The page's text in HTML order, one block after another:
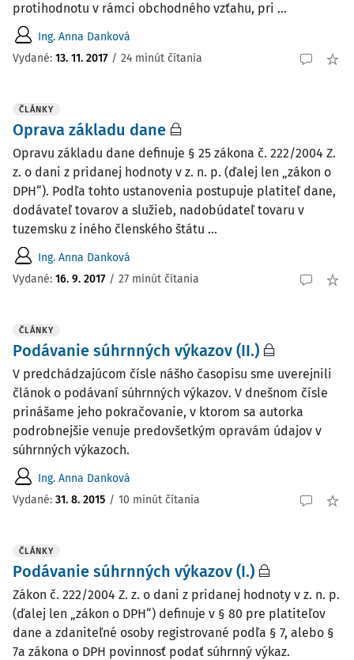
protihodnotu v rámci obchodného vzťahu, pri ...
Ing. Anna Danková
Vydané: 13. 11. 2017 / 24 minút čítania
ČLÁNKY
Oprava základu dane
Opravu základu dane definuje § 25 zákona č. 222/2004 Z.
z. o dani z pridanej hodnoty v z. n. p. (ďalej len „zákon o
DPH“). Podľa tohto ustanovenia postupuje platiteľ dane,
dodávateľ tovarov a služieb, nadobúdateľ tovaru v
tuzemsku z iného členského štátu ...
Ing. Anna Danková
Vydané: 16. 9. 2017 / 27 minút čítania
ČLÁNKY
Podávanie súhrnných výkazov (II.)
V predchádzajúcom čísle nášho časopisu sme uverejnili
článok o podávaní súhrnných výkazov. V dnešnom čísle
prinášame jeho pokračovanie, v ktorom sa autorka
podrobnejšie venuje predovšetkým opravám údajov v
súhrnných výkazoch.
Ing. Anna Danková
Vydané: 31. 8. 2015 / 10 minút čítania
ČLÁNKY
Podávanie súhrnných výkazov (I.)
Zákon č. 222/2004 Z. z. o dani z pridanej hodnoty v z. n. p.
(ďalej len „zákon o DPH“) definuje v § 80 pre platiteľov
dane a zdaniteľné osoby registrované podľa § 7, alebo §
7a zákona o DPH povinnosť podať súhrnný výkaz.